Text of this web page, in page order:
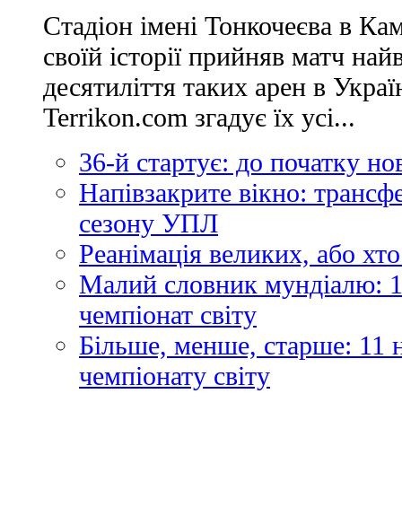
Стадіон імені Тонкочеєва в
своїй історії прийняв матч
десятиліття таких арен в
Terrikon.com згадує їх усі...
36-й стартує: до початку
Напівзакрите вікно:
сезону УПЛ
Реанімація великих, або
Малий словник мундіалю:
чемпіонат світу
Більше, менше, старше: 11
чемпіонату світу